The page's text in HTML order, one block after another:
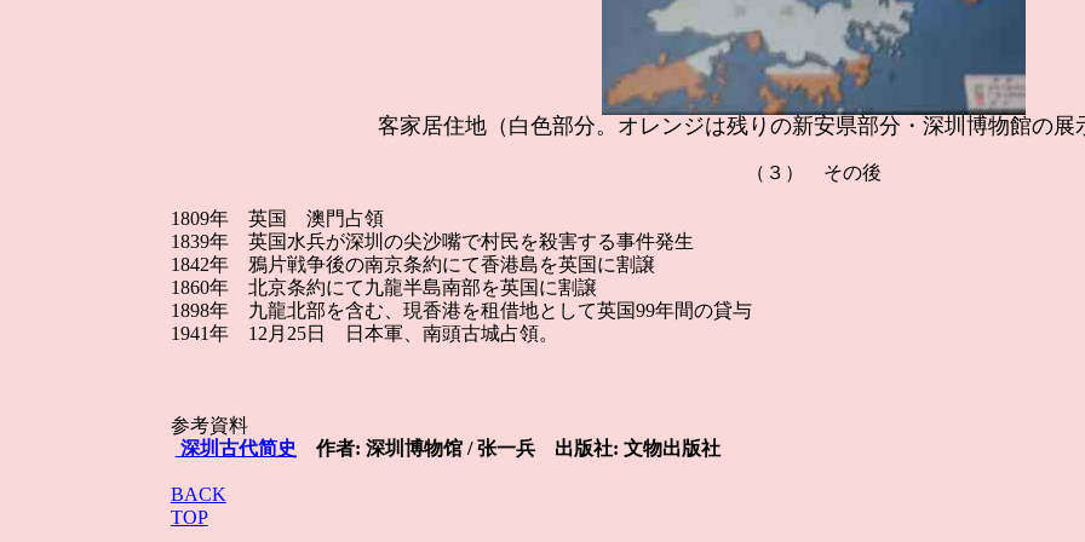
客家居住地（白色部分。オレンジは残りの新安県部分・深圳博物館の展
（３） その後
1809年 英国 澳門占領
1839年 英国水兵が深圳の尖沙嘴で村民を殺害する事件発生
1842年 鴉片戦争後の南京条約にて香港島を英国に割譲
1860年 北京条約にて九龍半島南部を英国に割譲
1898年 九龍北部を含む、現香港を租借地として英国99年間の貸与
1941年 12月25日 日本軍、南頭古城占領。
参考資料
深圳古代简史
作者: 深圳博物馆 / 张一兵 出版社: 文物出版社
BACK
TOP